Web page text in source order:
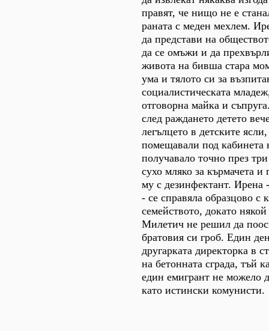
правят, че нищо не е
раната с меден мехлем.
да представи на
да се омъжи и да
живота на бивша стара
ума и тялото си за
социалистическата
отговорна майка и
след раждането детето
легълцето в детските
помещавали под кабинета
получавало точно през
сухо мляко за кърмачета и
му с дезинфектант. Ирена
- се справяла образцово с
семейството, докато
Милетич не решил да
братовия си гроб. Един
другарката директорка в
на бетонната сграда, тъй
един емигрант не можело
като истински комунисти.